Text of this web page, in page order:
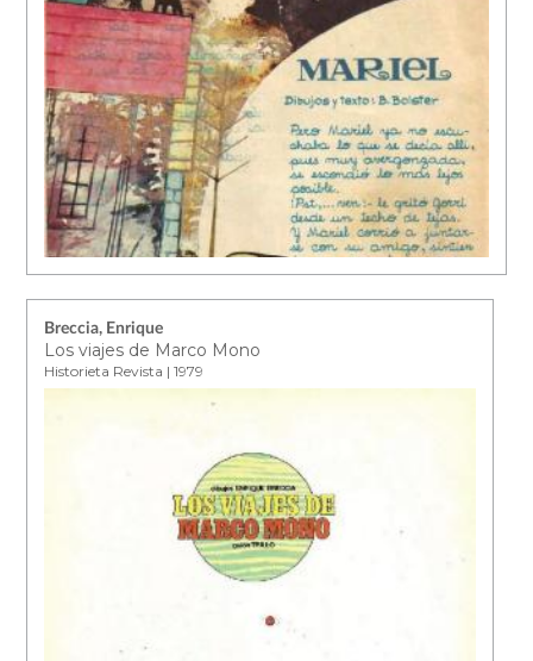
Breccia, Enrique
Los viajes de Marco Mono
Historieta Revista | 1979